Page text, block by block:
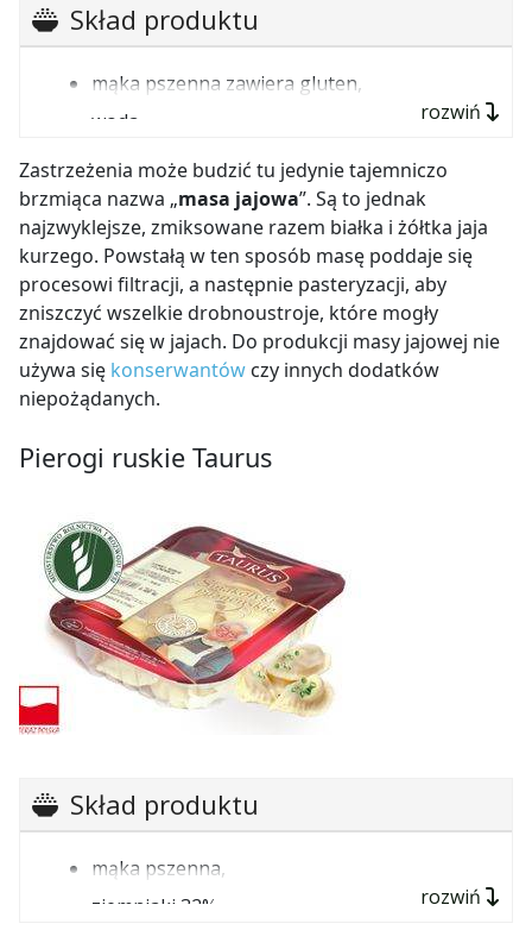
Skład produktu
mąka pszenna zawiera gluten,
woda,
ziemniaki 23%,
ser twarogowy z mleka łącznie z laktozą 6%,
olej rzepakowy,
masa jajowa,
cebula smażona,
sól,
tłuszcz wieprzowy,
rozwiń
Zastrzeżenia może budzić tu jedynie tajemniczo
brzmiąca nazwa „masa jajowa”. Są to jednak
najzwyklejsze, zmiksowane razem białka i żółtka jaja
kurzego. Powstałą w ten sposób masę poddaje się
procesowi filtracji, a następnie pasteryzacji, aby
zniszczyć wszelkie drobnoustroje, które mogły
znajdować się w jajach. Do produkcji masy jajowej nie
używa się konserwantów czy innych dodatków
niepożądanych.
Pierogi ruskie Taurus
Skład produktu
mąka pszenna,
ziemniaki 32%,
rozwiń